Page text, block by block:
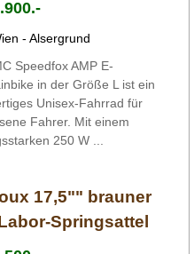
- Alsergrund
Speedfox AMP E-
in der Größe L ist ein
Unisex-Fahrrad für
Fahrer. Mit einem
250 W ...
17,5"" brauner
Springsattel